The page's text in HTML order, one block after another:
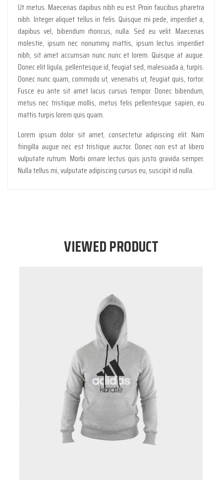
Ut metus. Maecenas dapibus nibh eu est. Proin faucibus pharetra
nibh. Integer aliquet tellus in felis. Quisque mi pede, imperdiet a,
dapibus vel, bibendum rhoncus, nulla. Sed eu velit. Maecenas
molestie, ipsum nec nonummy mattis, ipsum lectus imperdiet
nibh, sit amet accumsan nunc nunc et lorem. Quisque at augue.
Donec elit ligula, pellentesque id, feugiat sed, malesuada a, turpis.
Donec nunc quam, commodo ut, venenatis ut, feugiat quis, tortor.
Fusce eu ante sit amet lacus cursus tempor. Donec bibendum,
metus nec tristique mollis, metus felis pellentesque sapien, eu
mattis turpis lorem quis quam.
Lorem ipsum dolor sit amet, consectetur adipiscing elit. Nam
fringilla augue nec est tristique auctor. Donec non est at libero
vulputate rutrum. Morbi ornare lectus quis justo gravida semper.
Nulla tellus mi, vulputate adipiscing cursus eu, suscipit id nulla.
VIEWED PRODUCT